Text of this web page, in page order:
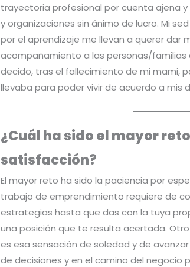
trayectoria profesional por cuenta ajena
y organizaciones sin ánimo de lucro. Mi
por el aprendizaje me llevan a querer dar
acompañamiento a las personas/
decido, tras el fallecimiento de mi mami,
llevaba para poder vivir de acuerdo a mis
¿Cuál ha sido el mayor
satisfacción?
El mayor reto ha sido la paciencia por
trabajo de emprendimiento requiere de
estrategias hasta que das con la tuya
una posición que te resulta acertada.
es esa sensación de soledad y de
de decisiones y en el camino del negocio